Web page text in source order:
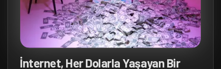
İnternet, Her Dolarla Yaşayan Bir